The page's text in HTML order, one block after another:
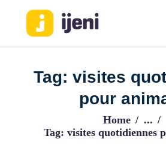
Tag: visites
pour
Home
...
Tag: visites quotidiennes
BLOG